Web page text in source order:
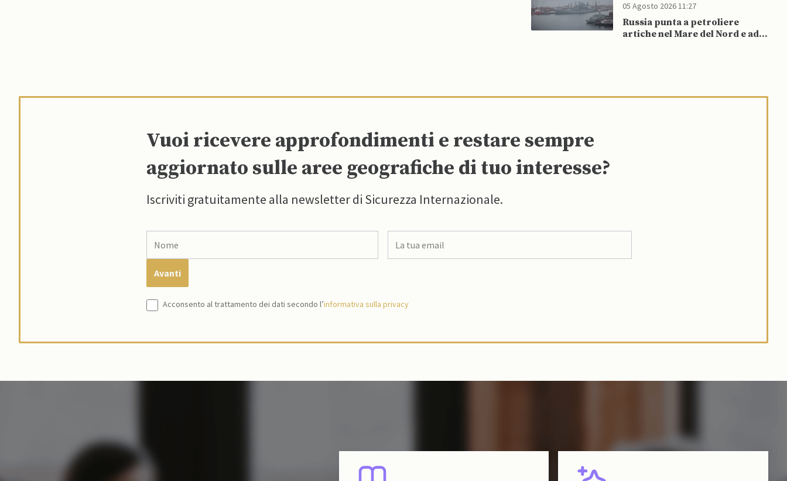
05 Agosto 2026 11:27
Russia punta a petroliere
artiche nel Mare del Nord e ad
Vuoi ricevere approfondimenti e restare sempre
aggiornato sulle aree geografiche di tuo interesse?
Iscriviti gratuitamente alla newsletter di Sicurezza Internazionale.
Acconsento al trattamento dei dati secondo l’informativa sulla privacy